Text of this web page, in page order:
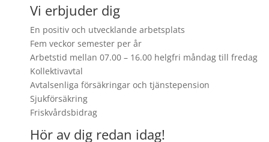
Vi erbjuder dig
En positiv och utvecklande arbetsplats
Fem veckor semester per år
Arbetstid mellan 07.00 – 16.00 helgfri måndag till fredag
Kollektivavtal
Avtalsenliga försäkringar och tjänstepension
Sjukförsäkring
Friskvårdsbidrag
Hör av dig redan idag!